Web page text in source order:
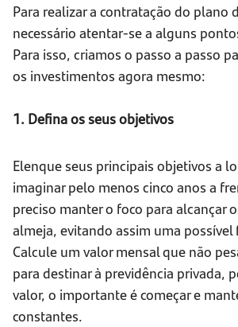
Para realizar a contratação do plano
necessário atentar-se a alguns
Para isso, criamos o passo a passo
os investimentos agora mesmo:
1. Defina os seus objetivos
Elenque seus principais objetivos a
imaginar pelo menos cinco anos a
preciso manter o foco para alcançar
almeja, evitando assim uma possível
Calcule um valor mensal que não
para destinar à previdência privada,
valor, o importante é começar e
constantes.